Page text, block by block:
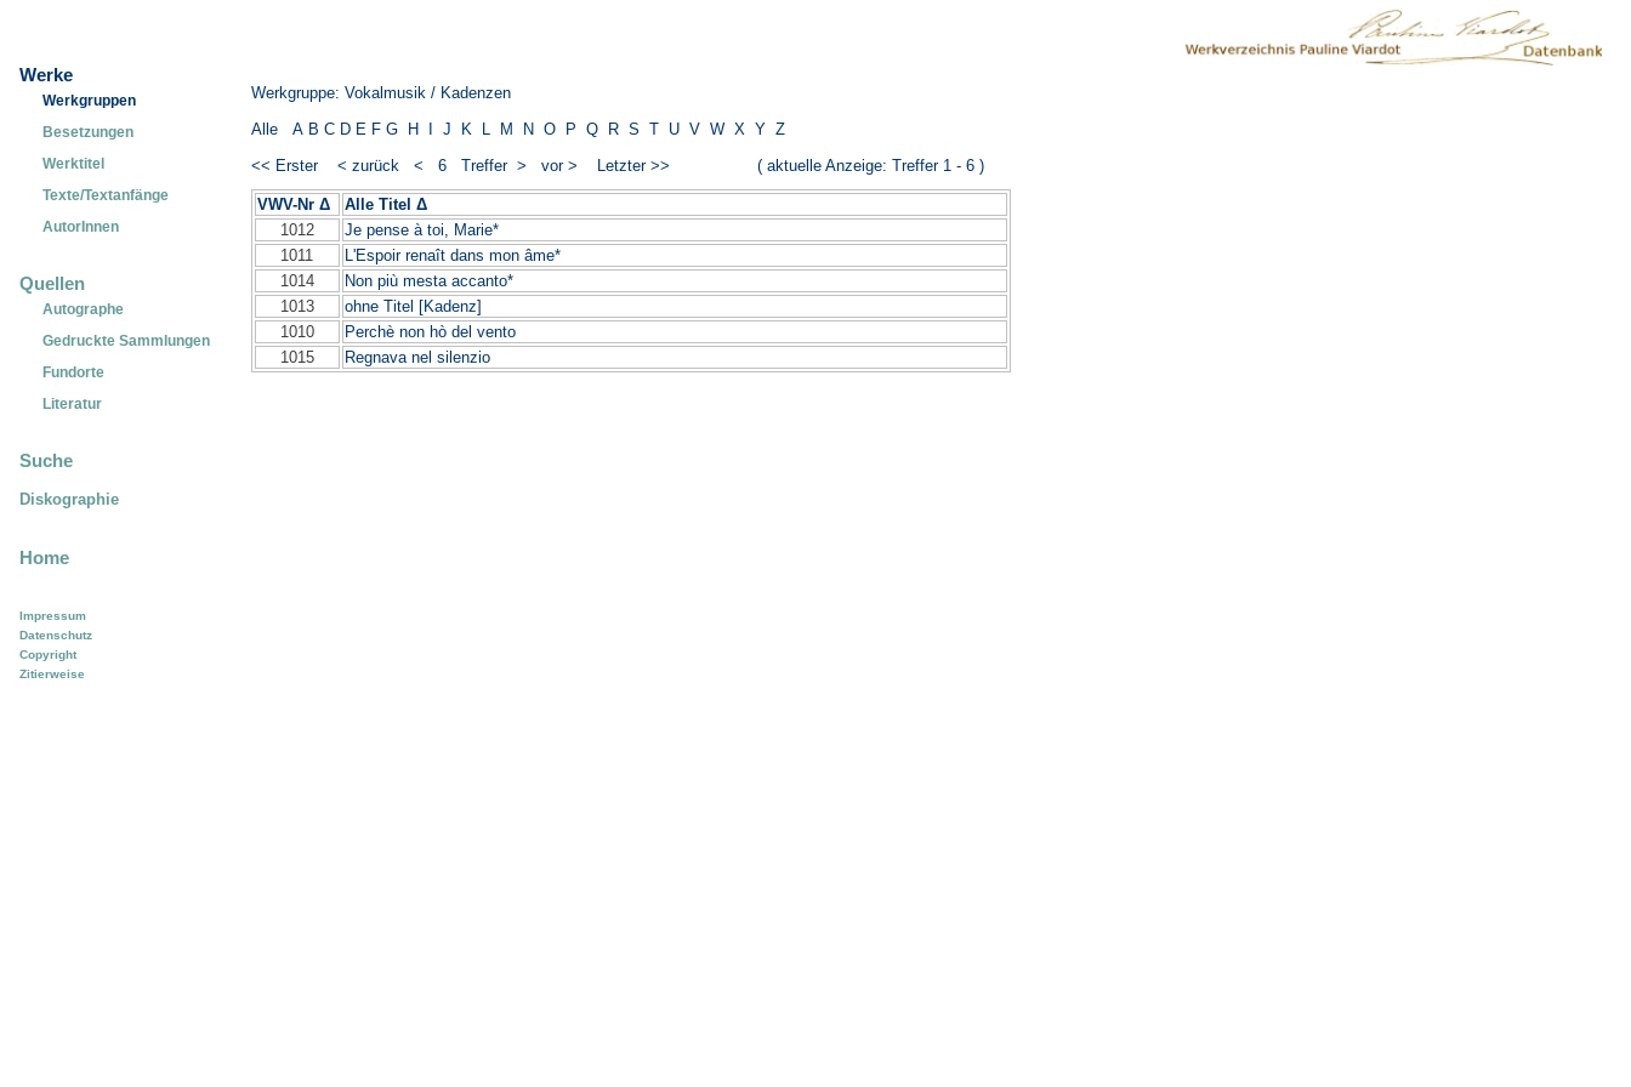
Werke
Werkgruppen
Besetzungen
Werktitel
Texte/Textanfänge
AutorInnen
Quellen
Autographe
Gedruckte Sammlungen
Fundorte
Literatur
Suche
Diskographie
Home
Impressum
Datenschutz
Copyright
Zitierweise
Werkgruppe: Vokalmusik / Kadenzen
Alle
A B C D E F G H J K L M N O P Q R S T U V W X Y Z
<< Erster
< zurück< 6 Treffer > vor > Letzter >> ( aktuelle Anzeige: Treffer 1 - 6 )
VWV-Nr Δ Alle Titel Δ
1012
Je pense à toi, Marie*
1011
L'Espoir renaît dans mon âme*
1014
Non più mesta accanto*
1013
ohne Titel [Kadenz]
1010
Perchè non hò del vento
1015
Regnava nel silenzio